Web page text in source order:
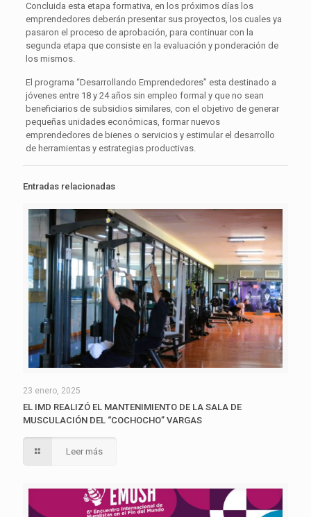
Concluida esta etapa formativa, en los próximos días los
emprendedores deberán presentar sus proyectos, los cuales ya
pasaron el proceso de aprobación, para continuar con la
segunda etapa que consiste en la evaluación y ponderación de
los mismos.
El programa “Desarrollando Emprendedores” esta destinado a
jóvenes entre 18 y 24 años sin empleo formal y que no sean
beneficiarios de subsidios similares, con el objetivo de generar
pequeñas unidades económicas, formar nuevos
emprendedores de bienes o servicios y estimular el desarrollo
de herramientas y estrategias productivas.
Entradas relacionadas
23 enero, 2025
EL IMD REALIZÓ EL MANTENIMIENTO DE LA SALA DE
MUSCULACIÓN DEL “COCHOCHO” VARGAS
Leer más